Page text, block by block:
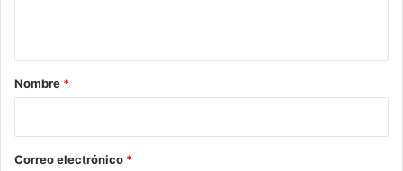
r
*
Nombre *
Correo electrónico *